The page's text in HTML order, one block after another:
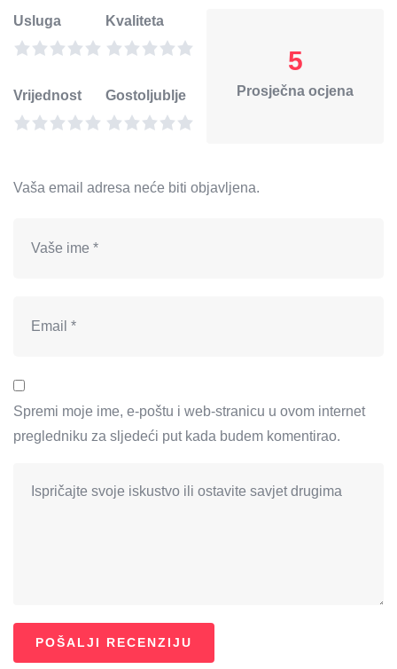
Usluga Kvaliteta
Vrijednost Gostoljublje
5
Prosječna ocjena
Vaša email adresa neće biti objavljena.
Spremi moje ime, e-poštu i web-stranicu u ovom internet
pregledniku za sljedeći put kada budem komentirao.